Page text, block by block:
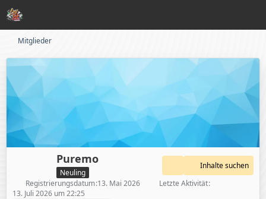
Mitglieder
Puremo
Neuling
Inhalte suchen
Registrierungsdatum 13. Mai 2026
Letzte Aktivität
13. Juli 2026 um 22:25